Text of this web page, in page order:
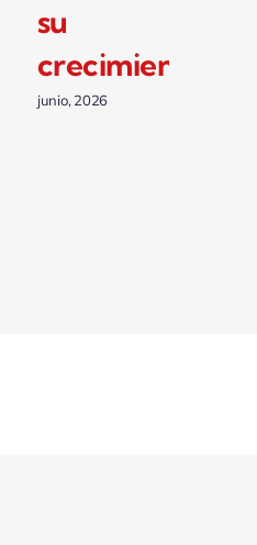
su
crecimiento
junio, 2026